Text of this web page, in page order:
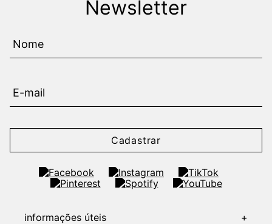
Newsletter
Cadastrar
informações úteis
+